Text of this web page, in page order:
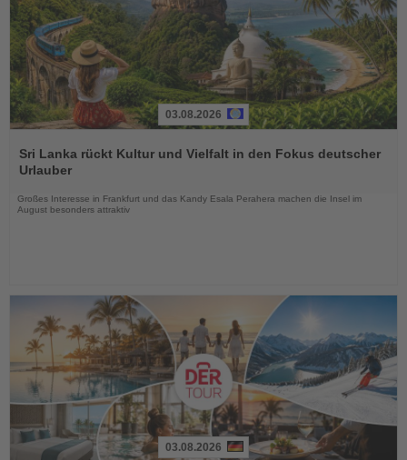
Sie
die
03.08.2026
Sri Lanka rückt Kultur und Vielfalt in den Fokus deutscher
Urlauber
Großes Interesse in Frankfurt und das Kandy Esala Perahera machen die Insel im
August besonders attraktiv
03.08.2026